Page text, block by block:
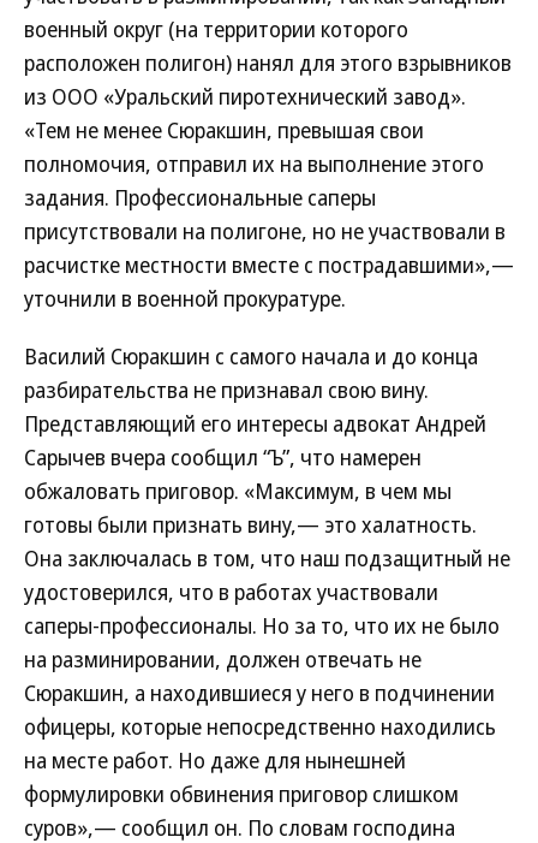
военный округ (на территории которого
расположен полигон) нанял для этого взрывников
из ООО «Уральский пиротехнический завод».
«Тем не менее Сюракшин, превышая свои
полномочия, отправил их на выполнение этого
задания. Профессиональные саперы
присутствовали на полигоне, но не участвовали в
расчистке местности вместе с пострадавшими»,—
уточнили в военной прокуратуре.
Василий Сюракшин с самого начала и до конца
разбирательства не признавал свою вину.
Представляющий его интересы адвокат Андрей
Сарычев вчера сообщил “Ъ”, что намерен
обжаловать приговор. «Максимум, в чем мы
готовы были признать вину,— это халатность.
Она заключалась в том, что наш подзащитный не
удостоверился, что в работах участвовали
саперы-профессионалы. Но за то, что их не было
на разминировании, должен отвечать не
Сюракшин, а находившиеся у него в подчинении
офицеры, которые непосредственно находились
на месте работ. Но даже для нынешней
формулировки обвинения приговор слишком
суров»,— сообщил он. По словам господина